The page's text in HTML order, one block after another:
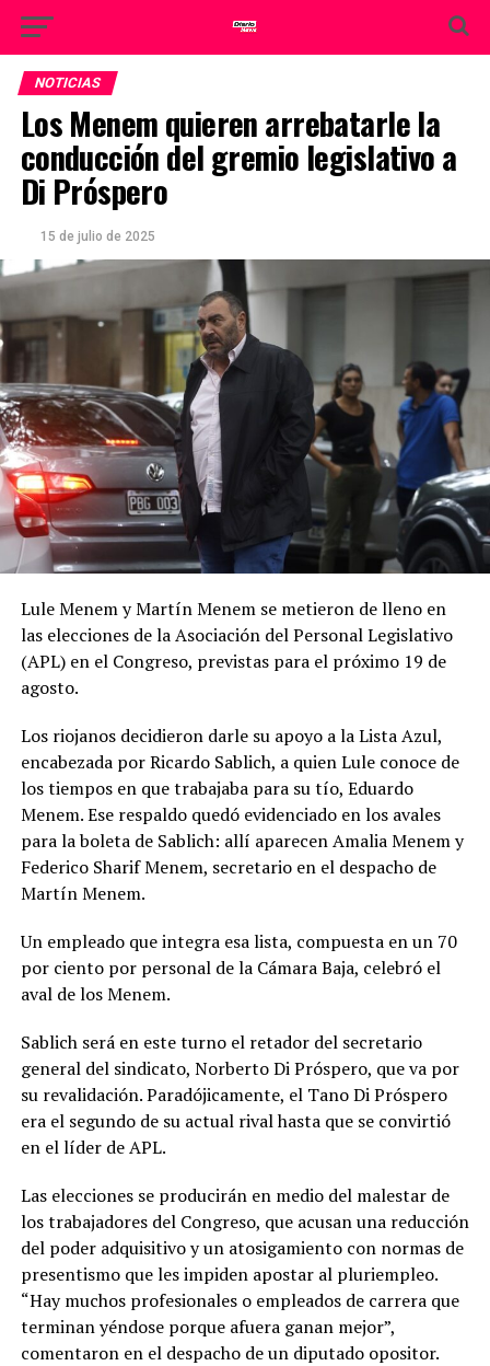
NOTICIAS
Los Menem quieren arrebatarle la
conducción del gremio legislativo a
Di Próspero
15 de julio de 2025
Lule Menem y Martín Menem se metieron de lleno en
las elecciones de la Asociación del Personal Legislativo
(APL) en el Congreso, previstas para el próximo 19 de
agosto.
Los riojanos decidieron darle su apoyo a la Lista Azul,
encabezada por Ricardo Sablich, a quien Lule conoce de
los tiempos en que trabajaba para su tío, Eduardo
Menem. Ese respaldo quedó evidenciado en los avales
para la boleta de Sablich: allí aparecen Amalia Menem y
Federico Sharif Menem, secretario en el despacho de
Martín Menem.
Un empleado que integra esa lista, compuesta en un 70
por ciento por personal de la Cámara Baja, celebró el
aval de los Menem.
Sablich será en este turno el retador del secretario
general del sindicato, Norberto Di Próspero, que va por
su revalidación. Paradójicamente, el Tano Di Próspero
era el segundo de su actual rival hasta que se convirtió
en el líder de APL.
Las elecciones se producirán en medio del malestar de
los trabajadores del Congreso, que acusan una reducción
del poder adquisitivo y un atosigamiento con normas de
presentismo que les impiden apostar al pluriempleo.
“Hay muchos profesionales o empleados de carrera que
terminan yéndose porque afuera ganan mejor”,
comentaron en el despacho de un diputado opositor.